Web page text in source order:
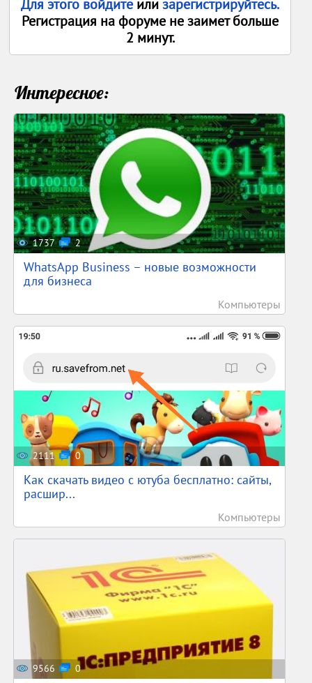
Для этого войдите илизарегистрируйтесь.
Регистрация на форуме не заимет больше
2 минут.
Интересное:
1737 2
WhatsApp Business – новые возможности
для бизнеса
Компьютеры
2111 0
Как скачать видео с ютуба бесплатно: сайты,
расшир...
Компьютеры
9566 0